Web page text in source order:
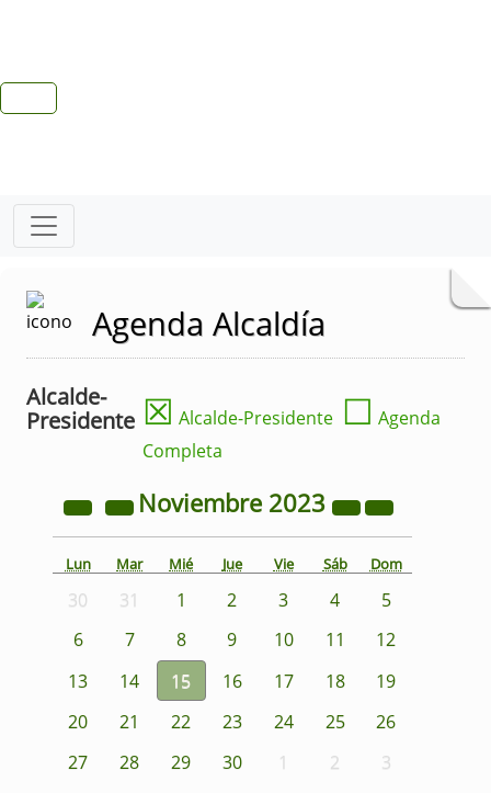
Agenda Alcaldía
Alcalde-
Presidente ☒ Alcalde-Presidente ☐ Agenda
Completa
Noviembre 2023
Lun Mar Mié Jue Vie Sáb Dom
30 31 1 2 3 4
5
6
7 8 9 10 11
12
13
14 15 16 17 18
19
20
21 22 23 24 25
26
27
28 29 30 1 2 3